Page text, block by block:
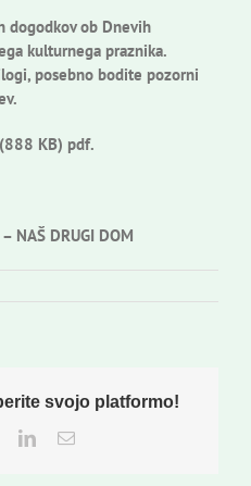
dogodkov ob Dnevih
kulturnega praznika.
posebno bodite pozorni
(888 KB) pdf.
NAŠ DRUGI DOM
svojo platformo!
TwitterLinkedInEmail